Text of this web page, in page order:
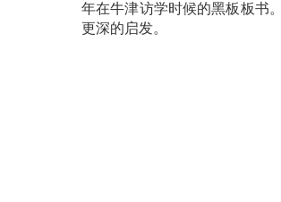
年在牛津访学时候的黑板板书
更深的启发。